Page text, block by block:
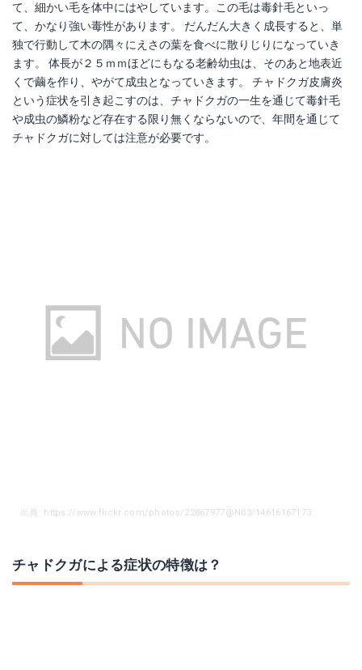
て、細かい毛を体中にはやしています。この毛は毒針毛といっ
て、かなり強い毒性があります。 だんだん大きく成長すると、単
独で行動して木の隅々にえさの葉を食べに散りじりになっていき
ます。 体長が２５ｍｍほどにもなる老齢幼虫は、そのあと地表近
くで繭を作り、やがて成虫となっていきます。 チャドクガ皮膚炎
という症状を引き起こすのは、チャドクガの一生を通じて毒針毛
や成虫の鱗粉など存在する限り無くならないので、年間を通じて
チャドクガに対しては注意が必要です。
出典: https://www.flickr.com/photos/22867977@N03/14616167173
チャドクガによる症状の特徴は？